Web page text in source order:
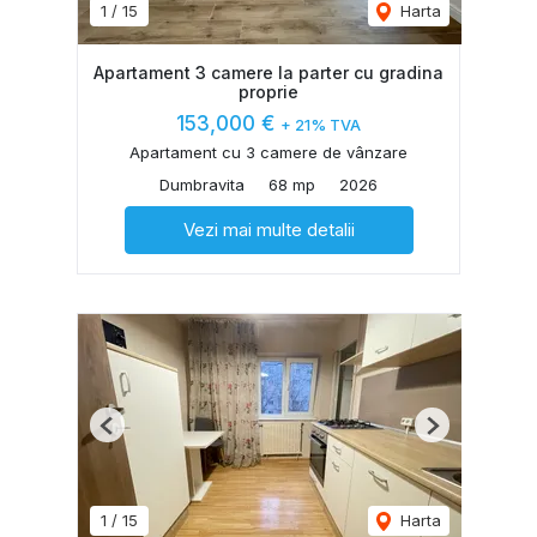
1 / 15 Harta
Apartament 3 camere la parter cu gradina
proprie
153,000 € + 21% TVA
Apartament cu 3 camere de vânzare
Dumbravita
68 mp 2026
Vezi mai multe detalii
1 / 15 Harta
Previous Next